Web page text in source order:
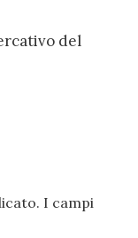
del
I campi